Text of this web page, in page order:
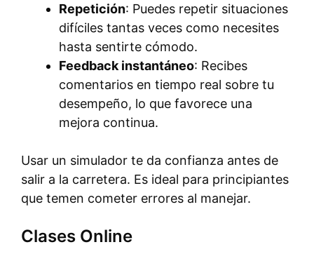
Repetición: Puedes repetir situaciones
difíciles tantas veces como necesites
hasta sentirte cómodo.
Feedback instantáneo: Recibes
comentarios en tiempo real sobre tu
desempeño, lo que favorece una
mejora continua.
Usar un simulador te da confianza antes de
salir a la carretera. Es ideal para principiantes
que temen cometer errores al manejar.
Clases Online